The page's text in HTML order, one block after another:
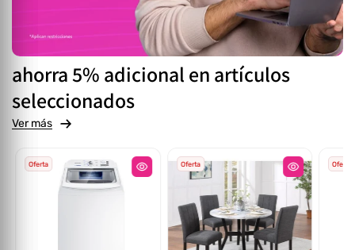
ahorra 5% adicional en artículos
seleccionados
Ver más
Oferta Oferta Oferta